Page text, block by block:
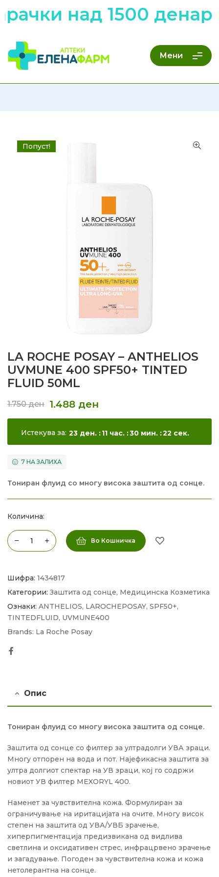
над 1500
Мени
Попуст!
LA ROCHE POSAY – ANTHELIOS
UVMUNE 400 SPF50+ TINTED
FLUID 50ML
1.750ден 1.488 ден
Истекува за: 23 ден. 11 час. 30 мин. 22 сек.
7 НА ЗАЛИХА
Тониран флуид со многу висока заштита од сонце.
Количина:
Во Кошничка
Шифра: 1434817
Категории: Заштита од сонце, Медицинска Козметика
Ознаки: ANTHELIOS, LAROCHEPOSAY, SPF50+,
TINTEDFLUID, UVMUNE400
Brands: La Roche Posay
Опис
Тониран флуид со многу висока заштита од сонце.
Заштита од сонце со филтер за ултрадолги УВА зраци.
Многу отпорен на вода и пот. Најефикасна заштита за
ултра долгиот спектар на УВ зраци, кој го содржи
новиот УВ филтер MEXORYL 400.
Наменет за чувствителна кожа. Формулиран за
ограничување на иритацијата на очите. Многу висок
степен на заштита од УВА/УВБ зрачење,
хиперпигментација предизвикана од видлива
светлина и оксидативен стрес, инфрацрвено зрачење
и загадување. Погоден за чувствителна кожа и кожа
нетолерантна на сонце.